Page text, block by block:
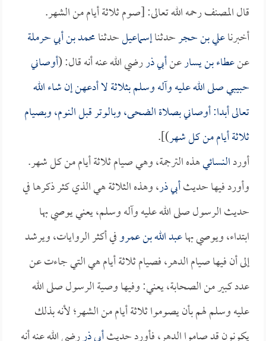
قال المصنف رحمه الله تعالى: [صوم ثلاثة أيام من الشهر.
أخبرناعلي بن حجرحدثناإسماعيلحدثنامحمد بن أبي حرملة
عنعطاء بن يسارعنأبي ذررضي الله عنه أنه قال: (أوصاني
حبيبي صلى الله عليه وآله وسلم بثلاثة لا أدعهن إن شاء الله
تعالى أبدا: أوصاني بصلاة الضحى، وبالوتر قبل النوم، وبصيام
ثلاثة أيام من كل شهر)].
أوردالنسائيهذه الترجمة، وهي صيام ثلاثة أيام من كل شهر.
وأورد فيها حديثأبي ذر، وهذه الثلاثة هي الذي كثر ذكرها في
حديث الرسول صلى الله عليه وآله وسلم، يعني يوصي بها
ابتداء، ويوصي بهاعبد الله بن عمروفي أكثر الروايات، ويرشد
إلى أن فيها صيام الدهر، فصيام ثلاثة أيام هي التي جاءت عن
عدد كبير من الصحابة، يعني: وفيها وصية الرسول صلى الله
عليه وسلم لهم بأن يصوموا ثلاثة أيام من الشهر؛ لأنه بذلك